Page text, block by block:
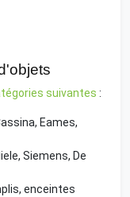
suivantes :
Eames,
Siemens, De
enceintes